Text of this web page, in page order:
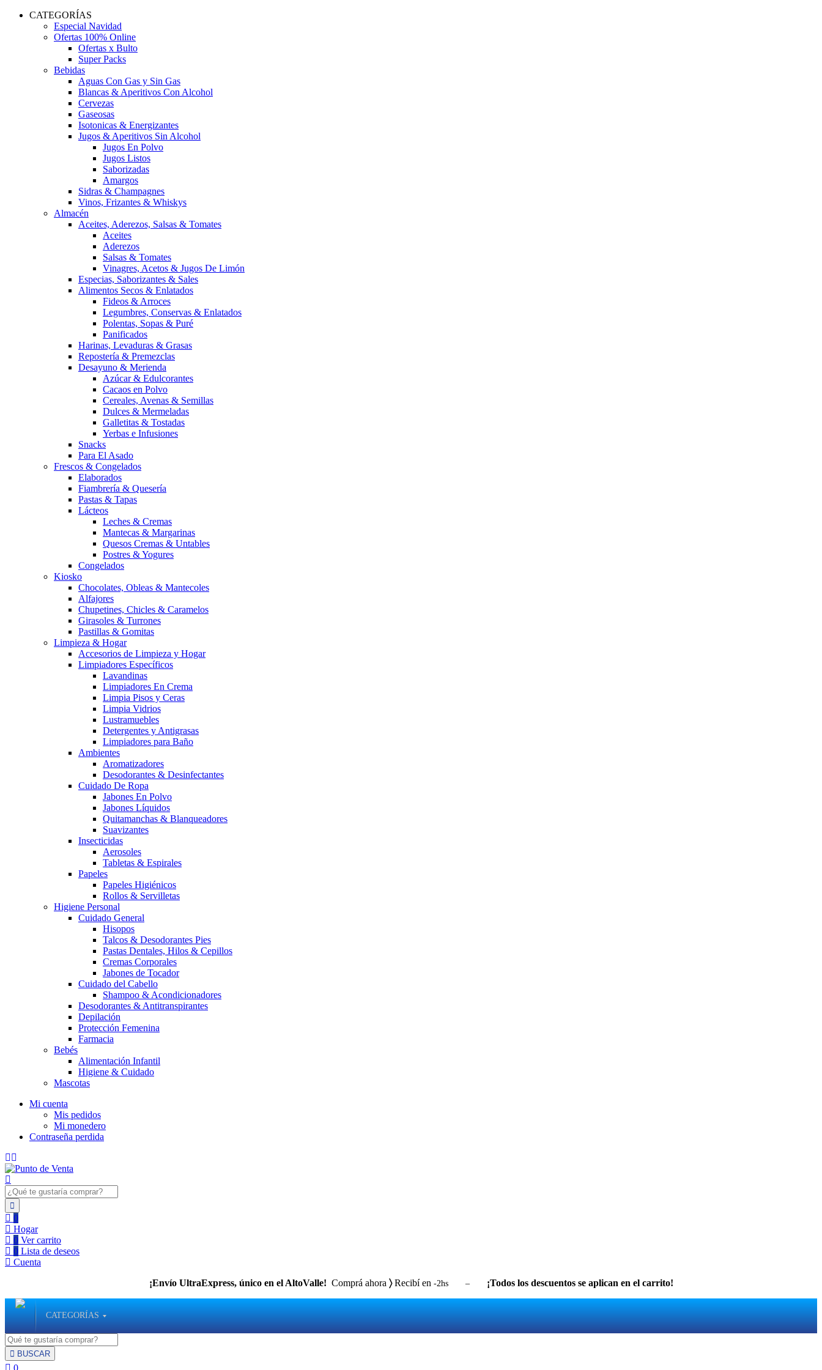
CATEGORÍAS
Especial Navidad
Ofertas 100% Online
Ofertas x Bulto
Super Packs
Bebidas
Aguas Con Gas y Sin Gas
Blancas & Aperitivos Con Alcohol
Cervezas
Gaseosas
Isotonicas & Energizantes
Jugos & Aperitivos Sin Alcohol
Jugos En Polvo
Jugos Listos
Saborizadas
Amargos
Sidras & Champagnes
Vinos, Frizantes & Whiskys
Almacén
Aceites, Aderezos, Salsas & Tomates
Aceites
Aderezos
Salsas & Tomates
Vinagres, Acetos & Jugos De Limón
Especias, Saborizantes & Sales
Alimentos Secos & Enlatados
Fideos & Arroces
Legumbres, Conservas & Enlatados
Polentas, Sopas & Puré
Panificados
Harinas, Levaduras & Grasas
Repostería & Premezclas
Desayuno & Merienda
Azúcar & Edulcorantes
Cacaos en Polvo
Cereales, Avenas & Semillas
Dulces & Mermeladas
Galletitas & Tostadas
Yerbas e Infusiones
Snacks
Para El Asado
Frescos & Congelados
Elaborados
Fiambrería & Quesería
Pastas & Tapas
Lácteos
Leches & Cremas
Mantecas & Margarinas
Quesos Cremas & Untables
Postres & Yogures
Congelados
Kiosko
Chocolates, Obleas & Mantecoles
Alfajores
Chupetines, Chicles & Caramelos
Girasoles & Turrones
Pastillas & Gomitas
Limpieza & Hogar
Accesorios de Limpieza y Hogar
Limpiadores Específicos
Lavandinas
Limpiadores En Crema
Limpia Pisos y Ceras
Limpia Vidrios
Lustramuebles
Detergentes y Antigrasas
Limpiadores para Baño
Ambientes
Aromatizadores
Desodorantes & Desinfectantes
Cuidado De Ropa
Jabones En Polvo
Jabones Líquidos
Quitamanchas & Blanqueadores
Suavizantes
Insecticidas
Aerosoles
Tabletas & Espirales
Papeles
Papeles Higiénicos
Rollos & Servilletas
Higiene Personal
Cuidado General
Hisopos
Talcos & Desodorantes Pies
Pastas Dentales, Hilos & Cepillos
Cremas Corporales
Jabones de Tocador
Cuidado del Cabello
Shampoo & Acondicionadores
Desodorantes & Antitranspirantes
Depilación
Protección Femenina
Farmacia
Bebés
Alimentación Infantil
Higiene & Cuidado
Mascotas
Mi cuenta
Mis pedidos
Mi monedero
Contraseña perdida
0
Hogar
0 Ver carrito
0 Lista de deseos
Cuenta
¡Envío UltraExpress, único en el AltoValle! Comprá ahora 〉Recibí en -2hs – ¡Todos los descuentos se aplican en el carrito!
CATEGORÍAS
BUSCAR
0